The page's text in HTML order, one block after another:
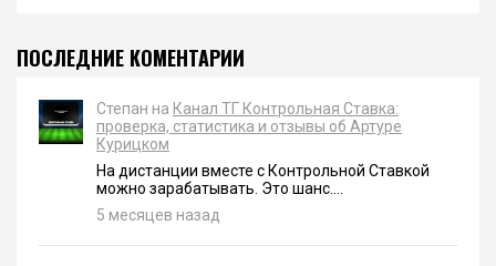
ПОСЛЕДНИЕ КОМЕНТАРИИ
Степан на Канал ТГ Контрольная Ставка:
проверка, статистика и отзывы об Артуре
Курицком
На дистанции вместе с Контрольной Ставкой
можно зарабатывать. Это шанс....
5 месяцев назад